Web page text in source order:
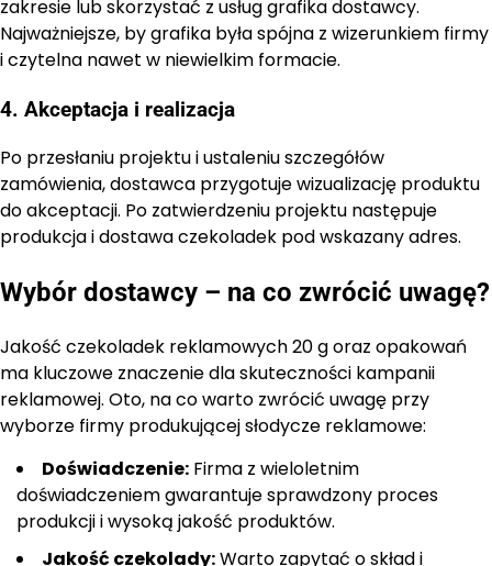
zakresie lub skorzystać z usług grafika dostawcy.
Najważniejsze, by grafika była spójna z wizerunkiem firmy
i czytelna nawet w niewielkim formacie.
4. Akceptacja i realizacja
Po przesłaniu projektu i ustaleniu szczegółów
zamówienia, dostawca przygotuje wizualizację produktu
do akceptacji. Po zatwierdzeniu projektu następuje
produkcja i dostawa czekoladek pod wskazany adres.
Wybór dostawcy – na co zwrócić uwagę?
Jakość czekoladek reklamowych 20 g oraz opakowań
ma kluczowe znaczenie dla skuteczności kampanii
reklamowej. Oto, na co warto zwrócić uwagę przy
wyborze firmy produkującej słodycze reklamowe:
Doświadczenie: Firma z wieloletnim
doświadczeniem gwarantuje sprawdzony proces
produkcji i wysoką jakość produktów.
Jakość czekolady:Warto zapytać o skład i